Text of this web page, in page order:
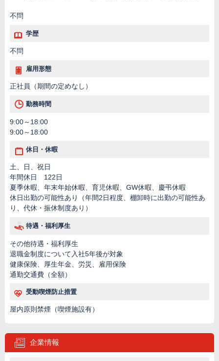
不問
学歴
不問
雇用形態
正社員（期間の定めなし）
勤務時間
9:00～18:00
9:00～18:00
休日・休暇
土、日、祝日
年間休日 122日
夏季休暇、年末年始休暇、育児休暇、GW休暇、慶弔休暇
休日出勤の可能性あり（年間2日程度、棚卸時に出勤の可能性あ
り、代休・振休制度あり）
待遇・福利厚生
その他待遇・福利厚生
退職金制度について入社5年後が対象
健康保険、厚生年金、労災、雇用保険
通勤交通費（全額）
受動喫煙防止措置
屋内原則禁煙（喫煙施設有）
企業情報